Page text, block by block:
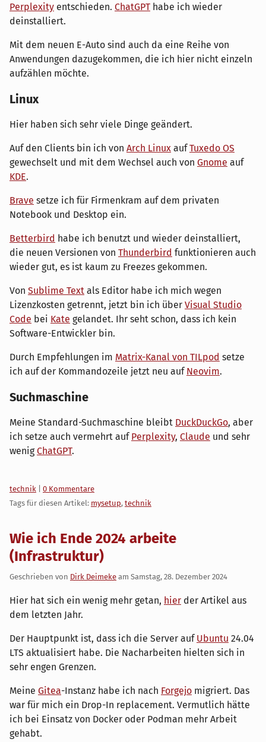
Perplexity entschieden. ChatGPT habe ich wieder
deinstalliert.
Mit dem neuen E-Auto sind auch da eine Reihe von
Anwendungen dazugekommen, die ich hier nicht einzeln
aufzählen möchte.
Linux
Hier haben sich sehr viele Dinge geändert.
Auf den Clients bin ich von Arch Linux aufTuxedo OS
gewechselt und mit dem Wechsel auch von Gnome auf
KDE.
Brave setze ich für Firmenkram auf dem privaten
Notebook und Desktop ein.
Betterbird habe ich benutzt und wieder deinstalliert,
die neuen Versionen von Thunderbird funktionieren auch
wieder gut, es ist kaum zu Freezes gekommen.
Von Sublime Text als Editor habe ich mich wegen
Lizenzkosten getrennt, jetzt bin ich über Visual Studio
Code bei Kate gelandet. Ihr seht schon, dass ich kein
Software-Entwickler bin.
Durch Empfehlungen im Matrix-Kanal von TILpod setze
ich auf der Kommandozeile jetzt neu aufNeovim.
Suchmaschine
Meine Standard-Suchmaschine bleibt DuckDuckGo, aber
ich setze auch vermehrt aufPerplexity, Claude und sehr
wenigChatGPT.
Kategorien:
technik
0 Kommentare
Tags für diesen Artikel: mysetup, technik
Wie ich Ende 2024 arbeite
(Infrastruktur)
Geschrieben von Dirk Deimeke am Samstag, 28. Dezember 2024
Hier hat sich ein wenig mehr getan, hier der Artikel aus
dem letzten Jahr.
Der Hauptpunkt ist, dass ich die Server aufUbuntu 24.04
LTS aktualisiert habe. Die Nacharbeiten hielten sich in
sehr engen Grenzen.
Meine Gitea-Instanz habe ich nach Forgejo migriert. Das
war für mich ein Drop-In replacement. Vermutlich hätte
ich bei Einsatz von Docker oder Podman mehr Arbeit
gehabt.